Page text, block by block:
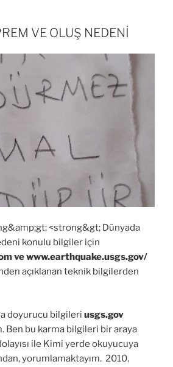
VE OLUŞ NEDENİ
<strong&gt; Dünyada
konulu bilgiler için
ve www.earthquake.usgs.gov/
açıklanan teknik bilgilerden
doyurucu bilgileri usgs.gov
Ben bu karma bilgileri bir araya
ile Kimi yerde okuyucuya
yorumlamaktayım. 2010.